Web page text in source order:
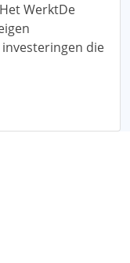
WerktDe
die